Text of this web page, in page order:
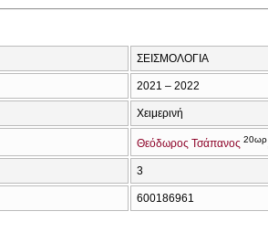
ΣΕΙΣΜΟΛΟΓΙΑ
2021 – 2022
Χειμερινή
Θεόδωρος Τσάπανος 20ωρ
3
600186961